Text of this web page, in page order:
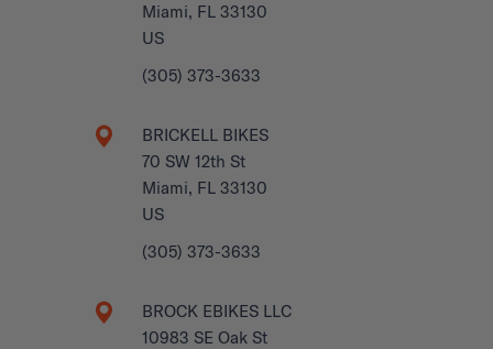
Miami, FL 33130
US
(305) 373-3633
BRICKELL BIKES
70 SW 12th St
Miami, FL 33130
US
(305) 373-3633
BROCK EBIKES LLC
10983 SE Oak St